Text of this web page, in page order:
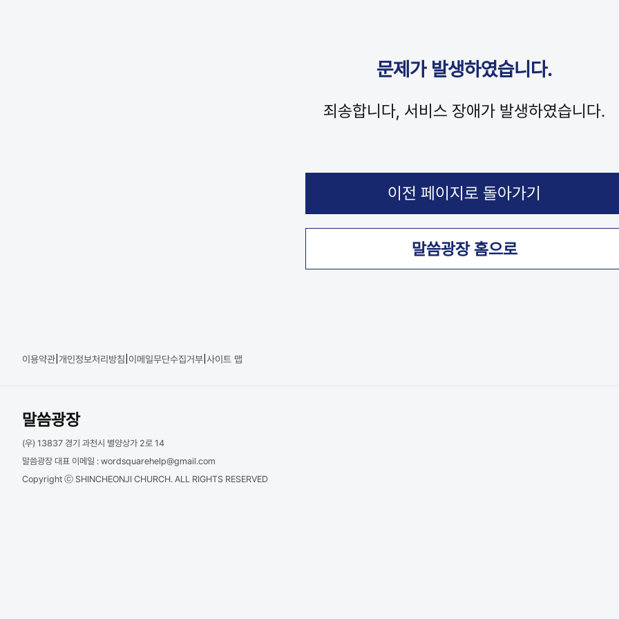
문제가 발생하였습니다.
죄송합니다, 서비스 장애가 발생하였습니다.
말씀광장 홈으로
이용약관|개인정보처리방침|이메일무단수집거부|사이트 맵
말씀광장
(우) 13837 경기 과천시 별양상가 2로 14
말씀광장 대표 이메일 : wordsquarehelp@gmail.com
Copyright ⓒ SHINCHEONJI CHURCH. ALL RIGHTS RESERVED